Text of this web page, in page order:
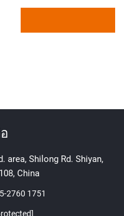
area, Shilong Rd. Shiyan,
China
2760 1751